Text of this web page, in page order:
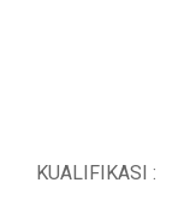
KUALIFIKASI :